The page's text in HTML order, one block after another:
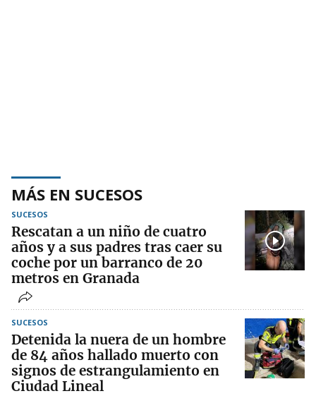
MÁS EN SUCESOS
SUCESOS
Rescatan a un niño de cuatro
años y a sus padres tras caer su
coche por un barranco de 20
metros en Granada
SUCESOS
Detenida la nuera de un hombre
de 84 años hallado muerto con
signos de estrangulamiento en
Ciudad Lineal